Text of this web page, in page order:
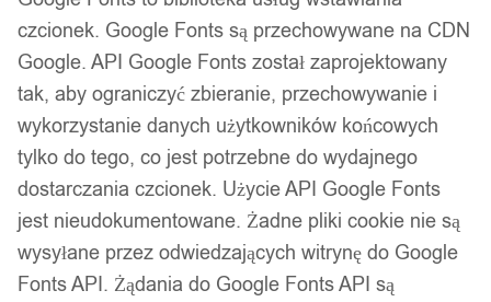
czcionek. Google Fonts są przechowywane na CDN
Google. API Google Fonts został zaprojektowany
tak, aby ograniczyć zbieranie, przechowywanie i
wykorzystanie danych użytkowników końcowych
tylko do tego, co jest potrzebne do wydajnego
dostarczania czcionek. Użycie API Google Fonts
jest nieudokumentowane. Żadne pliki cookie nie są
wysyłane przez odwiedzających witrynę do Google
Fonts API. Żądania do Google Fonts API są